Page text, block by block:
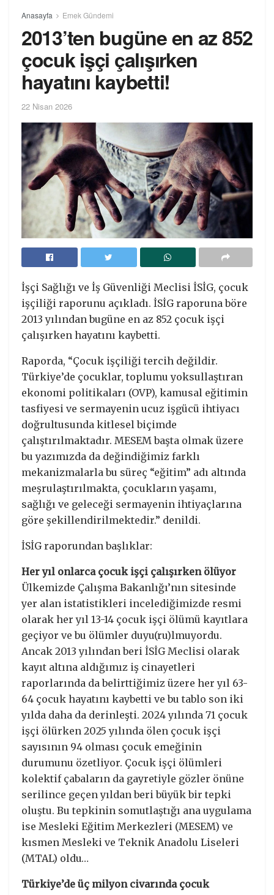
Anasayfa Emek Gündemi
2013’ten bugüne en az 852
çocuk işçi çalışırken
hayatını kaybetti!
22 Nisan 2026
İşçi Sağlığı ve İş Güvenliği Meclisi İSİG, çocuk
işçiliği raporunu açıkladı. İSİG raporuna böre
2013 yılından bugüne en az 852 çocuk işçi
çalışırken hayatını kaybetti.
Raporda, “Çocuk işçiliği tercih değildir.
Türkiye’de çocuklar, toplumu yoksullaştıran
ekonomi politikaları (OVP), kamusal eğitimin
tasfiyesi ve sermayenin ucuz işgücü ihtiyacı
doğrultusunda kitlesel biçimde
çalıştırılmaktadır. MESEM başta olmak üzere
bu yazımızda da değindiğimiz farklı
mekanizmalarla bu süreç “eğitim” adı altında
meşrulaştırılmakta, çocukların yaşamı,
sağlığı ve geleceği sermayenin ihtiyaçlarına
göre şekillendirilmektedir.” denildi.
İSİG raporundan başlıklar:
Her yıl onlarca çocuk işçi çalışırken ölüyor
Ülkemizde Çalışma Bakanlığı’nın sitesinde
yer alan istatistikleri incelediğimizde resmi
olarak her yıl 13-14 çocuk işçi ölümü kayıtlara
geçiyor ve bu ölümler duyu(ru)lmuyordu.
Ancak 2013 yılından beri İSİG Meclisi olarak
kayıt altına aldığımız iş cinayetleri
raporlarında da belirttiğimiz üzere her yıl 63-
64 çocuk hayatını kaybetti ve bu tablo son iki
yılda daha da derinleşti. 2024 yılında 71 çocuk
işçi ölürken 2025 yılında ölen çocuk işçi
sayısının 94 olması çocuk emeğinin
durumunu özetliyor. Çocuk işçi ölümleri
kolektif çabaların da gayretiyle gözler önüne
serilince geçen yıldan beri büyük bir tepki
oluştu. Bu tepkinin somutlaştığı ana uygulama
ise Mesleki Eğitim Merkezleri (MESEM) ve
kısmen Mesleki ve Teknik Anadolu Liseleri
(MTAL) oldu…
Türkiye’de üç milyon civarında çocuk